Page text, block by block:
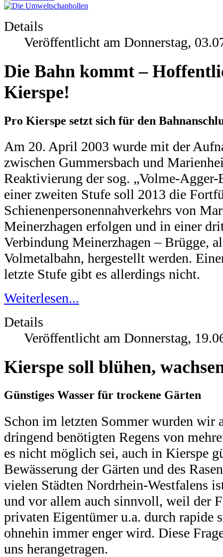
Details
Veröffentlicht am Donnerstag,
Die Bahn kommt –
Kierspe!
Pro Kierspe setzt sich für den
Am 20. April 2003 wurde mit der
zwischen Gummersbach und
Reaktivierung der sog. „Volme-Agger-
einer zweiten Stufe soll 2013 die
Schienenpersonennahverkehrs von
Meinerzhagen erfolgen und in einer
Verbindung Meinerzhagen – Brügge,
Volmetalbahn, hergestellt werden.
letzte Stufe gibt es allerdings nicht.
Weiterlesen...
Details
Veröffentlicht am Donnerstag,
Kierspe soll blühen,
Günstiges Wasser für trockene Gärten
Schon im letzten Sommer wurden wir
dringend benötigten Regens von
es nicht möglich sei, auch in Kierspe
Bewässerung der Gärten und des
vielen Städten Nordrhein-Westfalens
und vor allem auch sinnvoll, weil der
privaten Eigentümer u.a. durch rapide
ohnehin immer enger wird. Diese
uns herangetragen.